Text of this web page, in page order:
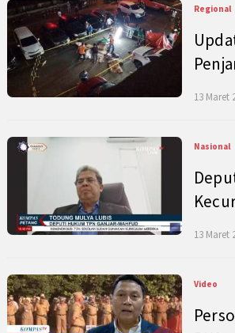
Regional
13 Maret
Nasional
13 Maret
Video